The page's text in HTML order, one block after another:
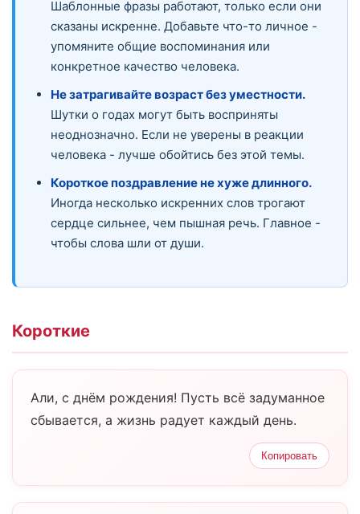
Шаблонные фразы работают, только если они
сказаны искренне. Добавьте что-то личное -
упомяните общие воспоминания или
конкретное качество человека.
Не затрагивайте возраст без уместности.
Шутки о годах могут быть восприняты
неоднозначно. Если не уверены в реакции
человека - лучше обойтись без этой темы.
Короткое поздравление не хуже длинного.
Иногда несколько искренних слов трогают
сердце сильнее, чем пышная речь. Главное -
чтобы слова шли от души.
Короткие
Али, с днём рождения! Пусть всё задуманное
сбывается, а жизнь радует каждый день.
Копировать